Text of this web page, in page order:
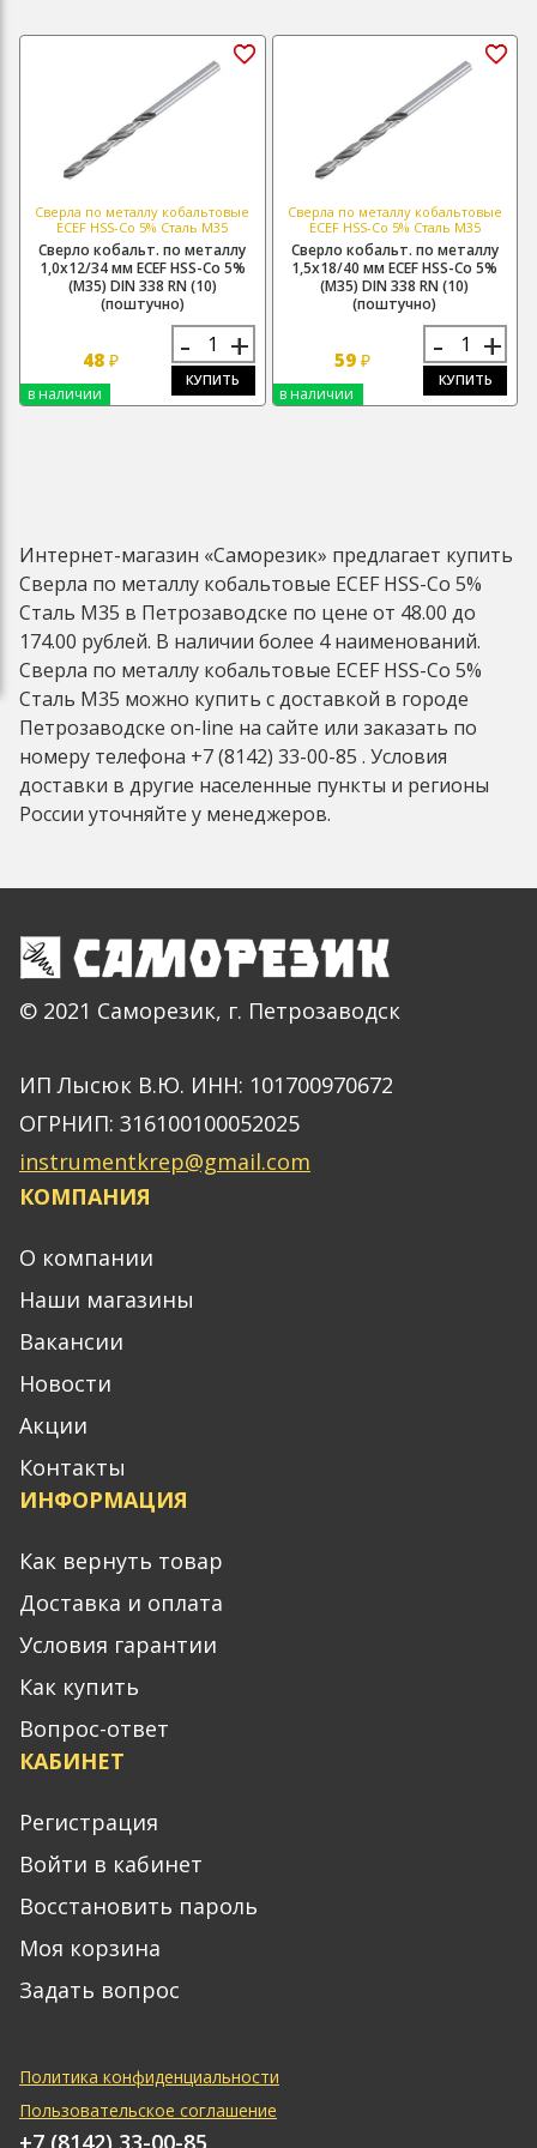
Сверла по металлу кобальтовые
ECEF HSS-Co 5% Сталь М35
Сверло кобальт. по металлу
1,0х12/34 мм ECEF HSS-Co 5%
(M35) DIN 338 RN (10)
(поштучно)
48 ₽ - +
КУПИТЬ
в наличии
Сверла по металлу кобальтовые
ECEF HSS-Co 5% Сталь М35
Сверло кобальт. по металлу
1,5х18/40 мм ECEF HSS-Co 5%
(M35) DIN 338 RN (10)
(поштучно)
59₽ - +
КУПИТЬ
в наличии
Интернет-магазин «Саморезик» предлагает купить
Сверла по металлу кобальтовые ECEF HSS-Co 5%
Сталь М35 в Петрозаводске по цене от 48.00 до
174.00 рублей. В наличии более 4 наименований.
Сверла по металлу кобальтовые ECEF HSS-Co 5%
Сталь М35 можно купить с доставкой в городе
Петрозаводске on-line на сайте или заказать по
номеру телефона +7 (8142) 33-00-85 . Условия
доставки в другие населенные пункты и регионы
России уточняйте у менеджеров.
© 2021 Саморезик, г. Петрозаводск
ИП Лысюк В.Ю. ИНН: 101700970672
ОГРНИП: 316100100052025
instrumentkrep@gmail.com
КОМПАНИЯ
О компании
Наши магазины
Вакансии
Новости
Акции
Контакты
ИНФОРМАЦИЯ
Как вернуть товар
Доставка и оплата
Условия гарантии
Как купить
Вопрос-ответ
КАБИНЕТ
Регистрация
Войти в кабинет
Восстановить пароль
Моя корзина
Задать вопрос
Политика конфиденциальности
Пользовательское соглашение
+7 (8142) 33-00-85